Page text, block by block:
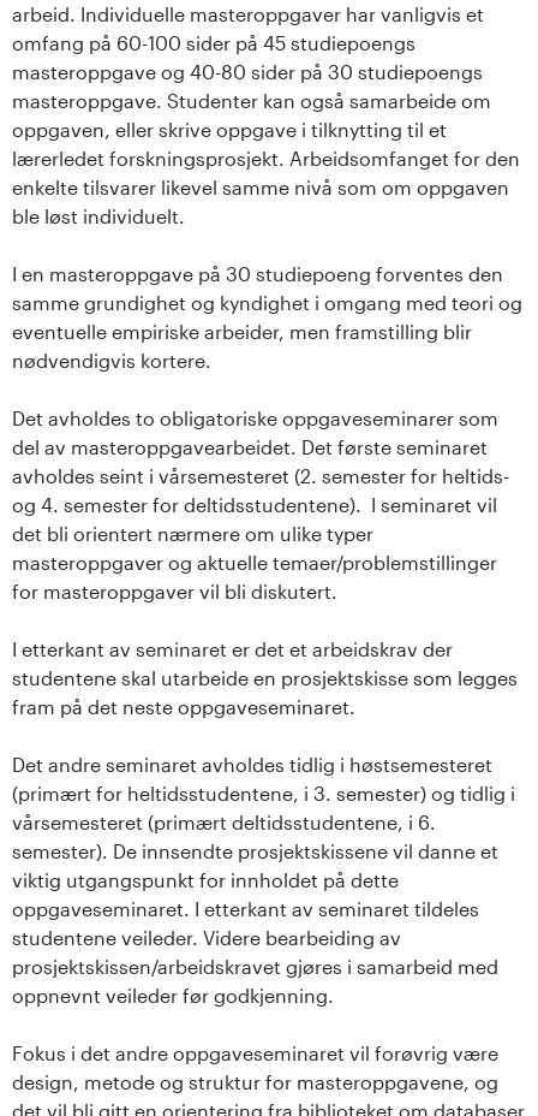
arbeid. Individuelle masteroppgaver har vanligvis et
omfang på 60-100 sider på 45 studiepoengs
masteroppgave og 40-80 sider på 30 studiepoengs
masteroppgave. Studenter kan også samarbeide om
oppgaven, eller skrive oppgave i tilknytting til et
lærerledet forskningsprosjekt. Arbeidsomfanget for den
enkelte tilsvarer likevel samme nivå som om oppgaven
ble løst individuelt.
I en masteroppgave på 30 studiepoeng forventes den
samme grundighet og kyndighet i omgang med teori og
eventuelle empiriske arbeider, men framstilling blir
nødvendigvis kortere.
Det avholdes to obligatoriske oppgaveseminarer som
del av masteroppgavearbeidet. Det første seminaret
avholdes seint i vårsemesteret (2. semester for heltids-
og 4. semester for deltidsstudentene). I seminaret vil
det bli orientert nærmere om ulike typer
masteroppgaver og aktuelle temaer/problemstillinger
for masteroppgaver vil bli diskutert.
I etterkant av seminaret er det et arbeidskrav der
studentene skal utarbeide en prosjektskisse som legges
fram på det neste oppgaveseminaret.
Det andre seminaret avholdes tidlig i høstsemesteret
(primært for heltidsstudentene, i 3. semester) og tidlig i
vårsemesteret (primært deltidsstudentene, i 6.
semester). De innsendte prosjektskissene vil danne et
viktig utgangspunkt for innholdet på dette
oppgaveseminaret. I etterkant av seminaret tildeles
studentene veileder. Videre bearbeiding av
prosjektskissen/arbeidskravet gjøres i samarbeid med
oppnevnt veileder før godkjenning.
Fokus i det andre oppgaveseminaret vil forøvrig være
design, metode og struktur for masteroppgavene, og
det vil bli gitt en orientering fra biblioteket om databaser